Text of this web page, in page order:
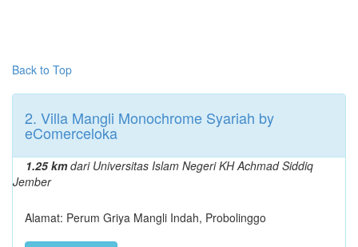
Back to Top
2. Villa Mangli Monochrome Syariah by
eComerceloka
1.25 kmdari Universitas Islam Negeri KH Achmad Siddiq
Jember
Alamat: Perum Griya Mangli Indah, Probolinggo